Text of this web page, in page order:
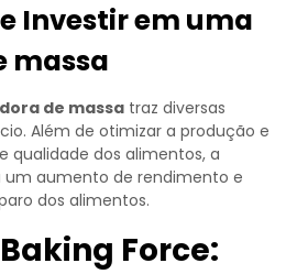
Investir em uma
massa
de massa traz diversas
Além de otimizar a produção e
qualidade dos alimentos, a
aumento de rendimento e
dos alimentos.
Force: